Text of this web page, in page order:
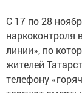
С 17 по 28
наркоконтроля
линии», по
жителей
телефону